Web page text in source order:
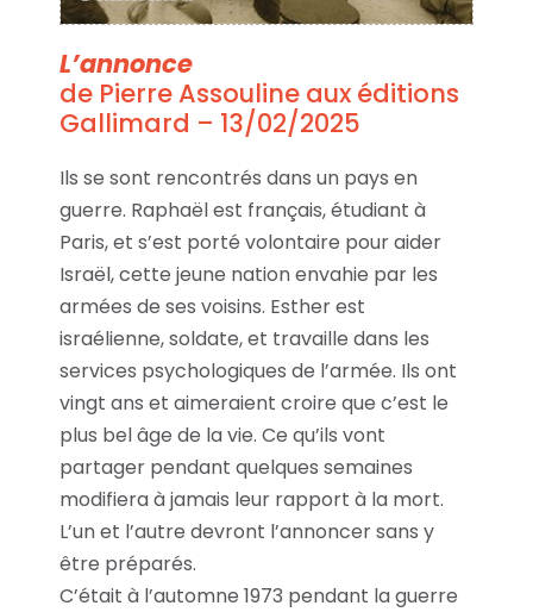
L’annonce
de Pierre Assouline aux éditions
Gallimard – 13/02/2025
Ils se sont rencontrés dans un pays en
guerre. Raphaël est français, étudiant à
Paris, et s’est porté volontaire pour aider
Israël, cette jeune nation envahie par les
armées de ses voisins. Esther est
israélienne, soldate, et travaille dans les
services psychologiques de l’armée. Ils ont
vingt ans et aimeraient croire que c’est le
plus bel âge de la vie. Ce qu’ils vont
partager pendant quelques semaines
modifiera à jamais leur rapport à la mort.
L’un et l’autre devront l’annoncer sans y
être préparés.
C’était à l’automne 1973 pendant la guerre